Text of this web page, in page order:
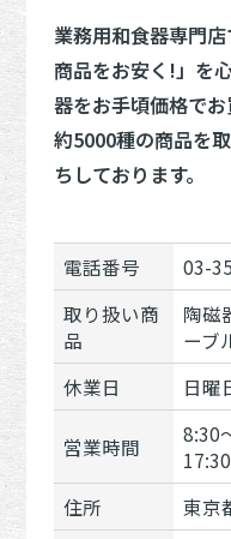
業務用和食器専門
商品をお安く!」を
器をお手頃価格で
約5000種の商品を
ちしております。
電話番号
03-
取り扱い商
品
陶磁
ーブ
休業日
日曜
営業時間
8:30
住所
東京